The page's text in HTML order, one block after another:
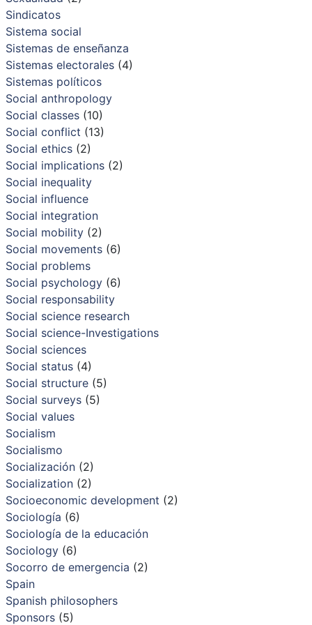
Sindicatos
Sistema social
Sistemas de enseñanza
Sistemas electorales(4)
Sistemas políticos
Social anthropology
Social classes(10)
Social conflict (13)
Social ethics(2)
Social implications(2)
Social inequality
Social influence
Social integration
Social mobility(2)
Social movements(6)
Social problems
Social psychology(6)
Social responsability
Social science research
Social science-Investigations
Social sciences
Social status(4)
Social structure(5)
Social surveys(5)
Social values
Socialism
Socialismo
Socialización(2)
Socialization(2)
Socioeconomic development (2)
Sociología (6)
Sociología de la educación
Sociology(6)
Socorro de emergencia (2)
Spain
Spanish philosophers
Sponsors(5)